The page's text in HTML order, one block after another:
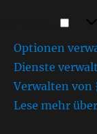
Optionen
Dienste
Verwalten
Lese mehr